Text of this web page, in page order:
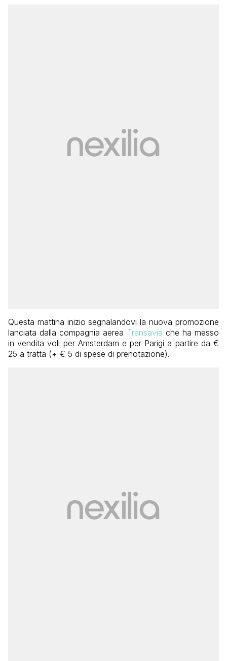
Questa mattina inizio segnalandovi la nuova promozione
lanciata dalla compagnia aerea Transavia che ha messo
in vendita voli per Amsterdam e per Parigi a partire da €
25 a tratta (+ € 5 di spese di prenotazione).